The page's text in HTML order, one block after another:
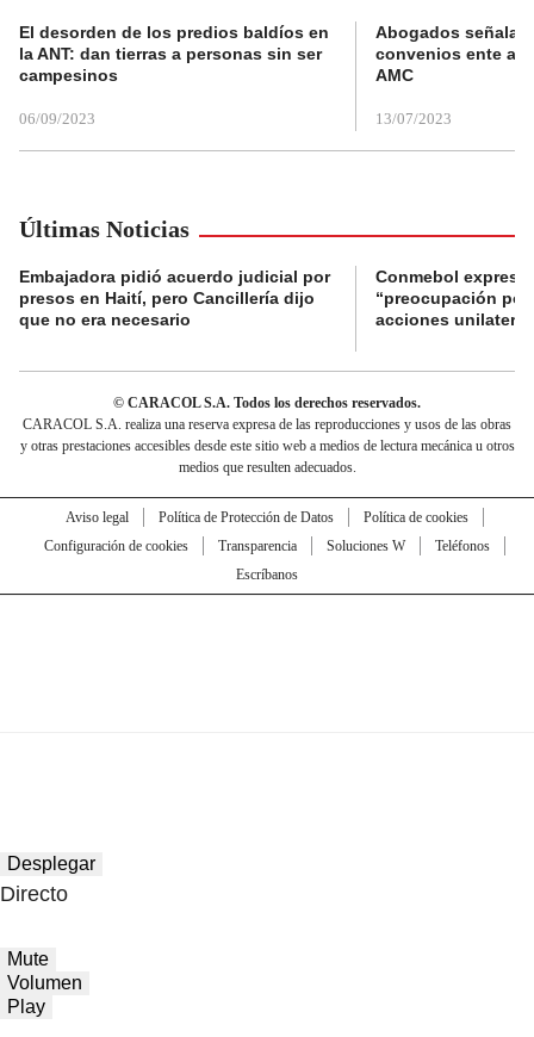
El desorden de los predios baldíos en
la ANT: dan tierras a personas sin ser
campesinos
06/09/2023
Abogados
convenios ente
AMC
13/07/2023
Últimas Noticias
Embajadora pidió acuerdo judicial por
presos en Haití, pero Cancillería dijo
que no era necesario
Conmebol expresó
“preocupación
acciones
© CARACOL S.A. Todos los derechos reservados.
CARACOL S.A. realiza una reserva expresa de las reproducciones y usos de las obras
y otras prestaciones accesibles desde este sitio web a medios de lectura mecánica u otros
medios que resulten adecuados.
Aviso legal Política de Protección de Datos
Política de cookies
Configuración de cookies
Transparencia Soluciones W
Teléfonos
Escríbanos
Desplegar
Directo
Mute
Volumen
Play